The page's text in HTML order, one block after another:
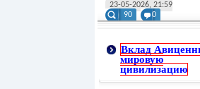
23-05-2026, 21:59
90
0
Вклад
мировую
цивилизацию